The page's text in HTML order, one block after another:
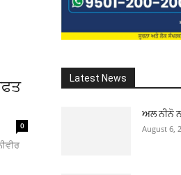
0
Latest News
ਅਲ ਨੀਨੋ
August 6,